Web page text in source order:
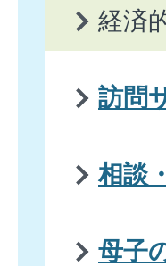
経済
訪問
相談
母子